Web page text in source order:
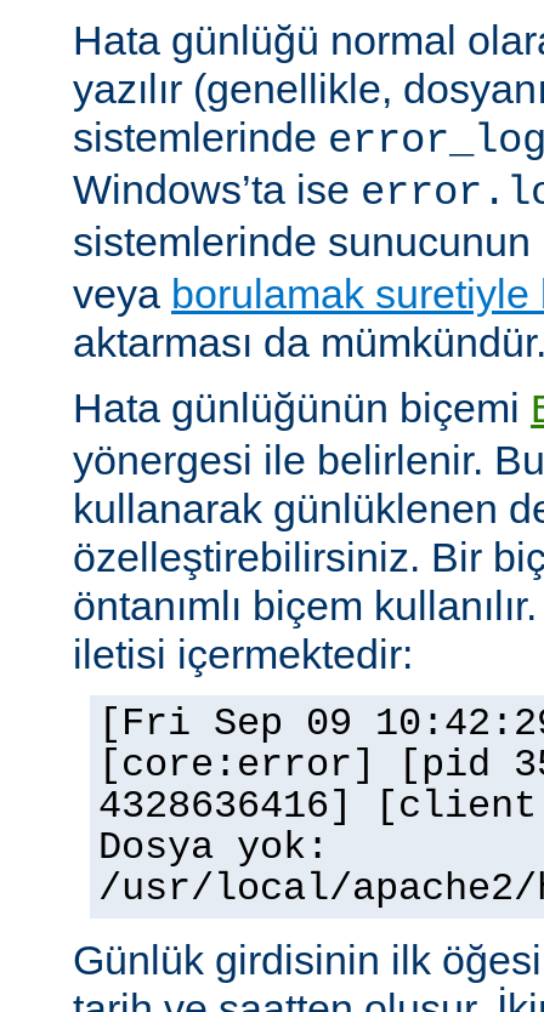
Hata günlüğü normal
yazılır (genellikle,
sistemlerinde
Windows’ta ise
sistemlerinde sunucunun
veya borulamak
aktarması da
Hata günlüğünün biçemi
yönergesi ile belirlenir.
kullanarak günlüklenen
özelleştirebilirsiniz. Bir
öntanımlı biçem
iletisi içermektedir:
[Fri Sep 09
[core:error] [pid
4328636416]
Dosya yok:
/usr/local/
Günlük girdisinin ilk öğesi